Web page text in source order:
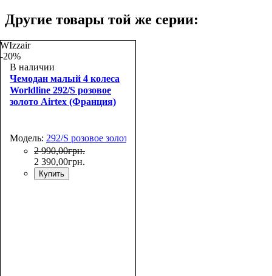
Другие товары той же серии:
WIzzair
-20%
В наличии
Чемодан малый 4 колеса
Worldline 292/S розовое
золото Airtex (Франция)
Модель: 292/S розовое золото
2 990,00грн.
2 390,00грн.
Купить